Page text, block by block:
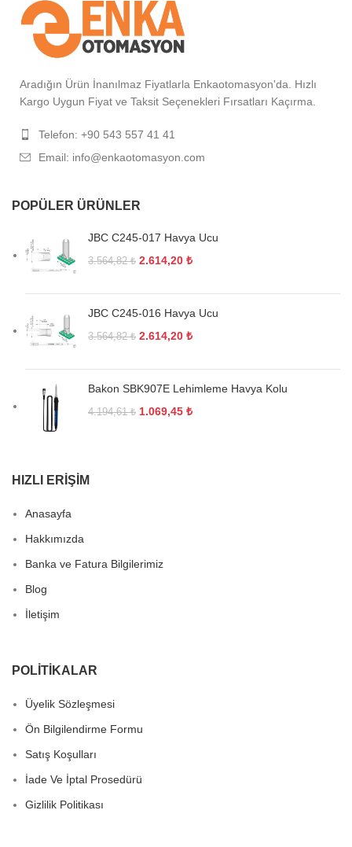
Aradığın Ürün İnanılmaz Fiyatlarla Enkaotomasyon'da. Hızlı
Kargo Uygun Fiyat ve Taksit Seçenekleri Fırsatları Kaçırma.
Telefon: +90 543 557 41 41
Email: info@enkaotomasyon.com
POPÜLER ÜRÜNLER
JBC C245-017 Havya Ucu
3.564,82₺ 2.614,20 ₺
JBC C245-016 Havya Ucu
3.564,82₺ 2.614,20 ₺
Bakon SBK907E Lehimleme Havya Kolu
4.194,61₺ 1.069,45 ₺
HIZLI ERIŞIM
Anasayfa
Hakkımızda
Banka ve Fatura Bilgilerimiz
Blog
İletişim
POLITIKALAR
Üyelik Sözleşmesi
Ön Bilgilendirme Formu
Satış Koşulları
İade Ve İptal Prosedürü
Gizlilik Politikası